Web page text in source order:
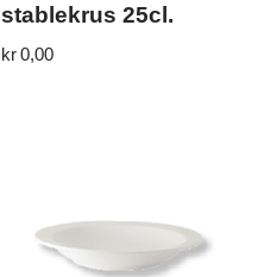
stablekrus 25cl.
kr0,00